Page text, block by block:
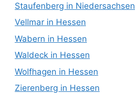
Staufenberg in Niedersachsen
Vellmar in Hessen
Wabern in Hessen
Waldeck in Hessen
Wolfhagen in Hessen
Zierenberg in Hessen